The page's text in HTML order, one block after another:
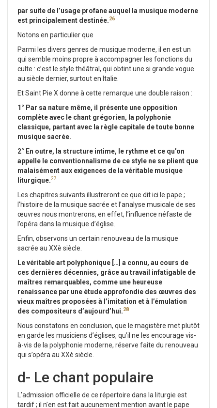
par suite de l’usage profane auquel la musique moderne
est principalement destinée.26
Notons en particulier que
Parmi les divers genres de musique moderne, il en est un
qui semble moins propre à accompagner les fonctions du
culte : c’est le style théâtral, qui obtint une si grande vogue
au siècle dernier, surtout en Italie.
Et Saint Pie X donne à cette remarque une double raison :
1° Par sa nature même, il présente une opposition
complète avec le chant grégorien, la polyphonie
classique, partant avec la règle capitale de toute bonne
musique sacrée.
2° En outre, la structure intime, le rythme et ce qu’on
appelle le conventionnalisme de ce style ne se plient que
malaisément aux exigences de la véritable musique
liturgique.27
Les chapitres suivants illustreront ce que dit ici le pape ;
l’histoire de la musique sacrée et l’analyse musicale de ses
œuvres nous montrerons, en effet, l’influence néfaste de
l’opéra dans la musique d’église.
Enfin, observons un certain renouveau de la musique
sacrée au XXè siècle.
Le véritable art polyphonique […] a connu, au cours de
ces dernières décennies, grâce au travail infatigable de
maîtres remarquables, comme une heureuse
renaissance par une étude approfondie des œuvres des
vieux maîtres proposées à l’imitation et à l’émulation
des compositeurs d’aujourd’hui.28
Nous constatons en conclusion, que le magistère met plutôt
en garde les musiciens d’églises, qu’il ne les encourage vis-
à-vis de la polyphonie moderne, réserve faite du renouveau
qui s’opéra au XXè siècle.
d- Le chant populaire
L’admission officielle de ce répertoire dans la liturgie est
tardif ; il n’en est fait aucunement mention avant le pape